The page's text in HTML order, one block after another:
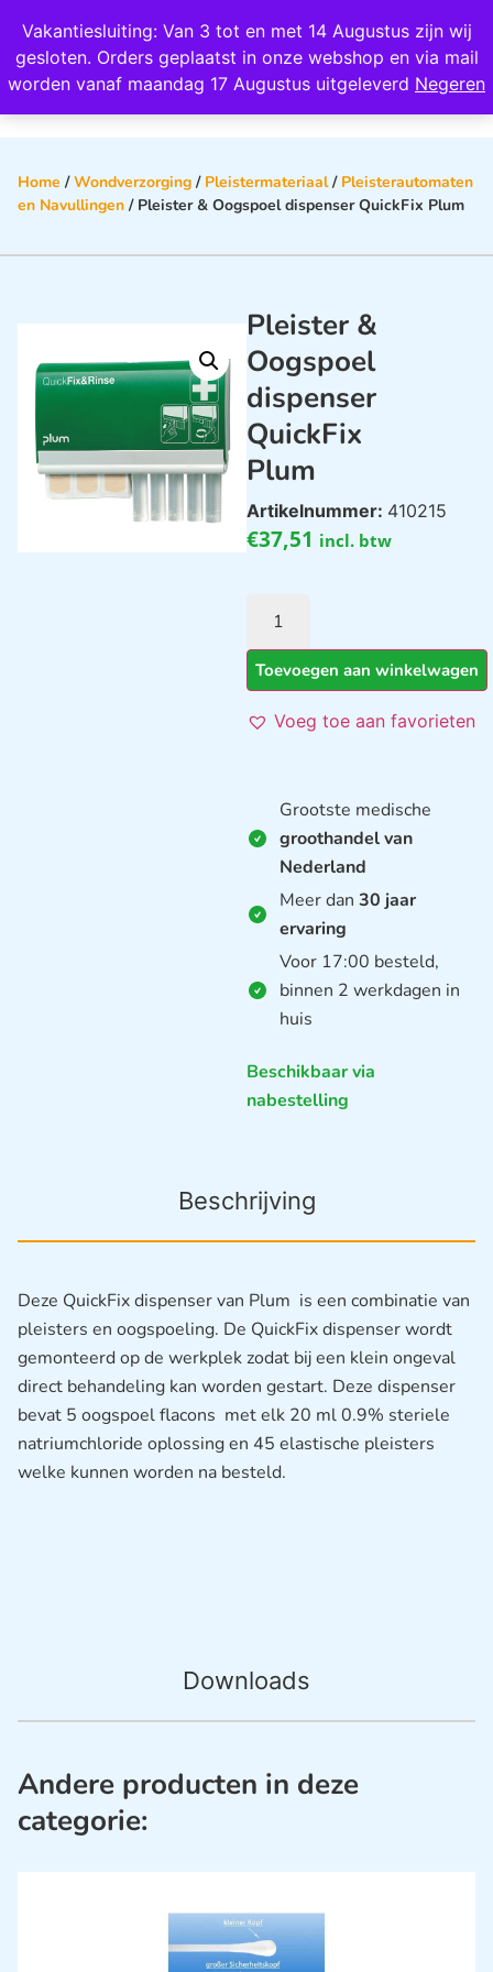
Vakantiesluiting: Van 3 tot en met 14 Augustus zijn wij
gesloten. Orders geplaatst in onze webshop en via mail
worden vanaf maandag 17 Augustus uitgeleverd Negeren
Wij scoren een 4,8 op Google
Home /Wondverzorging / Pleistermateriaal/ Pleisterautomaten
en Navullingen / Pleister & Oogspoel dispenser QuickFix Plum
Pleister &
Oogspoel
dispenser
QuickFix
Plum
Artikelnummer: 410215
€37,51 incl. btw
Toevoegen aan winkelwagen
Voeg toe aan favorieten
Grootste medische
groothandel van
Nederland
Meer dan 30 jaar
ervaring
Voor 17:00 besteld,
binnen 2 werkdagen in
huis
Beschikbaar via
nabestelling
Beschrijving
Downloads
Deze QuickFix dispenser van Plum is een combinatie van
pleisters en oogspoeling. De QuickFix dispenser wordt
gemonteerd op de werkplek zodat bij een klein ongeval
direct behandeling kan worden gestart. Deze dispenser
bevat 5 oogspoel flacons met elk 20 ml 0.9% steriele
natriumchloride oplossing en 45 elastische pleisters
welke kunnen worden na besteld.
Andere producten in deze
categorie: